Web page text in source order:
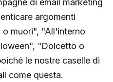
argomenti
muori", "All'interno
"Dolcetto o
le nostre caselle di
come questa.